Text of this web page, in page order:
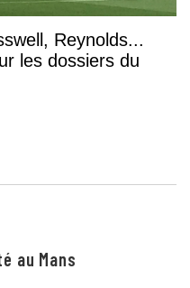
Reynolds...
les dossiers du
au Mans